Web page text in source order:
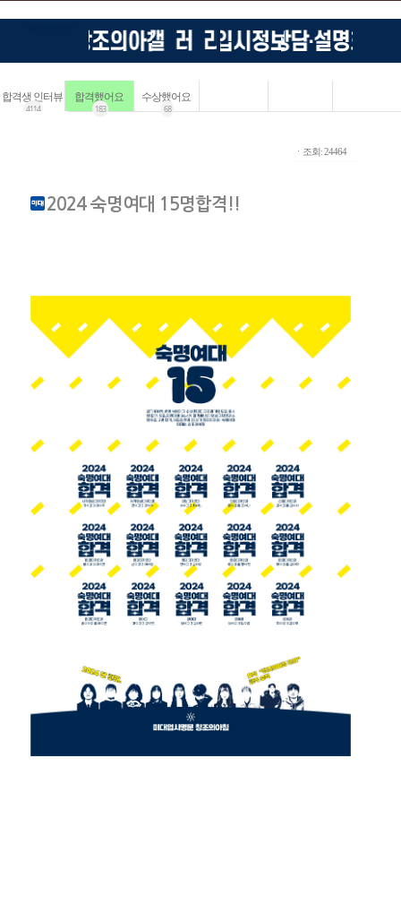
합격생 인터뷰
4114
합격했어요
183
수상했어요
68
ㆍ조회: 24464
2024 숙명여대 15명합격!!